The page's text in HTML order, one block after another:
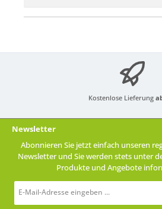
Kostenlose Lieferung
Newsletter
Abonnieren Sie jetzt einfach unseren
Newsletter und Sie werden stets unter
Produkte und Angebote
Mail-